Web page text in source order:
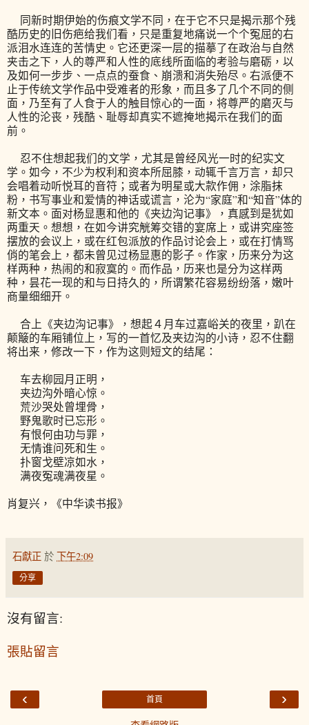
同新时期伊始的伤痕文学不同，在于它不只是揭示那个残
酷历史的旧伤疤给我们看，只是重复地痛说一个个冤屈的右
派泪水连连的苦情史。它还更深一层的描摹了在政治与自然
夹击之下，人的尊严和人性的底线所面临的考验与磨砺，以
及如何一步步、一点点的蚕食、崩溃和消失殆尽。右派便不
止于传统文学作品中受难者的形象，而且多了几个不同的侧
面，乃至有了人食于人的触目惊心的一面，将尊严的磨灭与
人性的沦丧，残酷、耻辱却真实不遮掩地揭示在我们的面
前。
忍不住想起我们的文学，尤其是曾经风光一时的纪实文
学。如今，不少为权利和资本所屈膝，动辄千言万言，却只
会唱着动听悦耳的音符；或者为明星或大款作佣，涂脂抹
粉，书写事业和爱情的神话或谎言，沦为“家庭”和“知音”体的
新文本。面对杨显惠和他的《夹边沟记事》，真感到是犹如
两重天。想想，在如今讲究觥筹交错的宴席上，或讲究座签
摆放的会议上，或在红包派放的作品讨论会上，或在打情骂
俏的笔会上，都未曾见过杨显惠的影子。作家，历来分为这
样两种，热闹的和寂寞的。而作品，历来也是分为这样两
种，昙花一现的和与日持久的，所谓繁花容易纷纷落，嫩叶
商量细细开。
合上《夹边沟记事》，想起４月车过嘉峪关的夜里，趴在
颠簸的车厢铺位上，写的一首忆及夹边沟的小诗，忍不住翻
将出来，修改一下，作为这则短文的结尾：
车去柳园月正明，
夹边沟外暗心惊。
荒沙哭处曾埋骨，
野鬼歌时已忘形。
有恨何由功与罪，
无情谁问死和生。
扑窗戈壁凉如水，
满夜冤魂满夜星。
肖复兴，《中华读书报》
石獻正 於 下午2:09
分享
沒有留言:
張貼留言
‹ ›
首頁